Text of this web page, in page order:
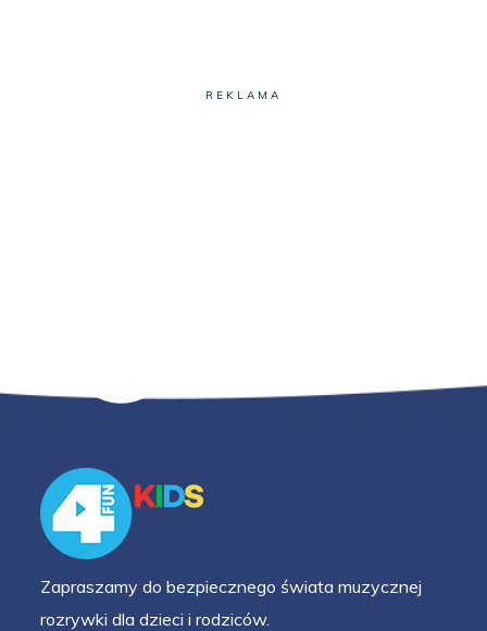
REKLAMA
Zapraszamy do bezpiecznego świata muzycznej
rozrywki dla dzieci i rodziców.